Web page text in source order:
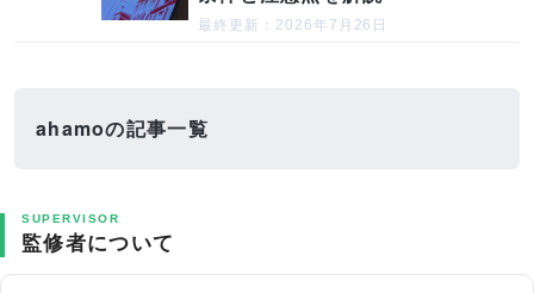
最終更新：2026年7月26日
ahamoの記事一覧
SUPERVISOR
監修者について